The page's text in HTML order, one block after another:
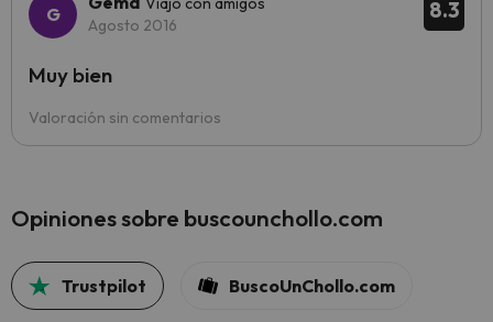
8.3
Agosto 2016
Valoración sin comentarios
Muy bien
Opiniones sobre buscounchollo.com
Trustpilot BuscoUnChollo.com